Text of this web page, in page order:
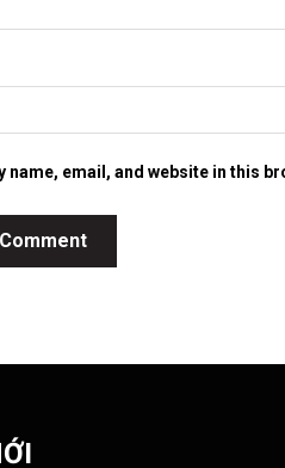
name, email, and website in this